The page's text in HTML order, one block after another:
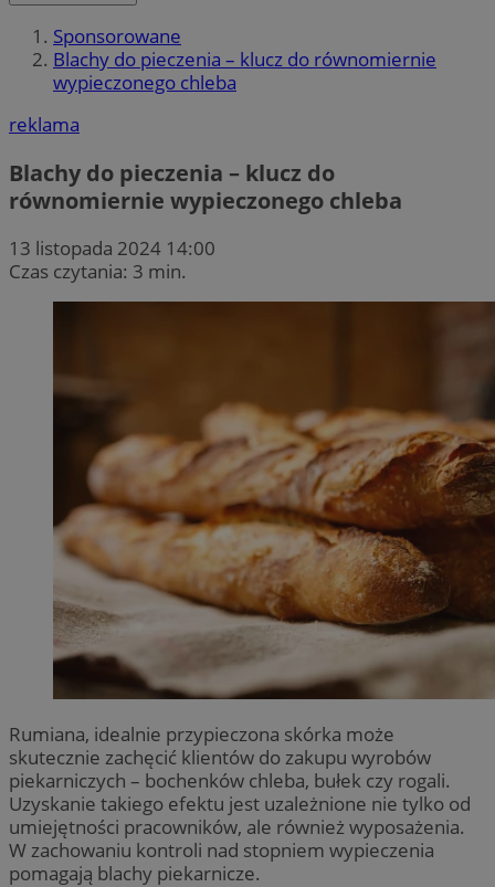
Sponsorowane
Blachy do pieczenia – klucz do równomiernie
wypieczonego chleba
reklama
Blachy do pieczenia – klucz do
równomiernie wypieczonego chleba
13 listopada 2024 14:00
Czas czytania: 3 min.
Rumiana, idealnie przypieczona skórka może
skutecznie zachęcić klientów do zakupu wyrobów
piekarniczych – bochenków chleba, bułek czy rogali.
Uzyskanie takiego efektu jest uzależnione nie tylko od
umiejętności pracowników, ale również wyposażenia.
W zachowaniu kontroli nad stopniem wypieczenia
pomagają blachy piekarnicze.